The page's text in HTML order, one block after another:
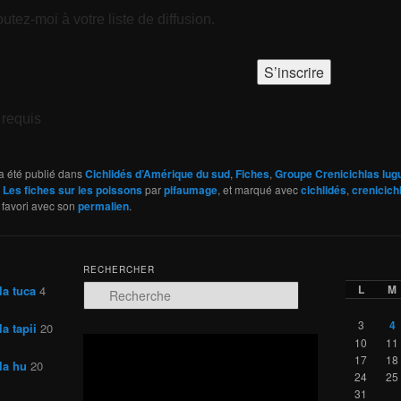
moi à votre liste de diffusion.
été publié dansCichlidés d’Amérique du sud, Fiches, Groupe Crenicichlas
Les fiches sur les poissonsparpifaumage, et marqué aveccichlidés,
avec son permalien.
tuca 4
tapii 20
hu 20
RECHERCHER
e
L M
3 4
10
11
17
18
24
25
31